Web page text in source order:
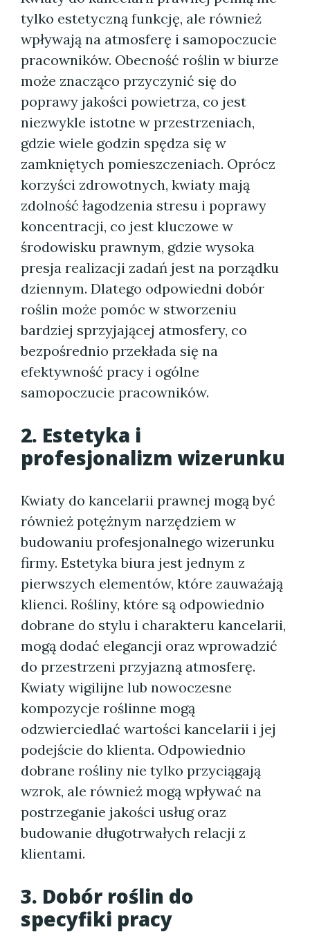
tylko estetyczną funkcję, ale również
wpływają na atmosferę i samopoczucie
pracowników. Obecność roślin w biurze
może znacząco przyczynić się do
poprawy jakości powietrza, co jest
niezwykle istotne w przestrzeniach,
gdzie wiele godzin spędza się w
zamkniętych pomieszczeniach. Oprócz
korzyści zdrowotnych, kwiaty mają
zdolność łagodzenia stresu i poprawy
koncentracji, co jest kluczowe w
środowisku prawnym, gdzie wysoka
presja realizacji zadań jest na porządku
dziennym. Dlatego odpowiedni dobór
roślin może pomóc w stworzeniu
bardziej sprzyjającej atmosfery, co
bezpośrednio przekłada się na
efektywność pracy i ogólne
samopoczucie pracowników.
2. Estetyka i
profesjonalizm wizerunku
Kwiaty do kancelarii prawnej mogą być
również potężnym narzędziem w
budowaniu profesjonalnego wizerunku
firmy. Estetyka biura jest jednym z
pierwszych elementów, które zauważają
klienci. Rośliny, które są odpowiednio
dobrane do stylu i charakteru kancelarii,
mogą dodać elegancji oraz wprowadzić
do przestrzeni przyjazną atmosferę.
Kwiaty wigilijne lub nowoczesne
kompozycje roślinne mogą
odzwierciedlać wartości kancelarii i jej
podejście do klienta. Odpowiednio
dobrane rośliny nie tylko przyciągają
wzrok, ale również mogą wpływać na
postrzeganie jakości usług oraz
budowanie długotrwałych relacji z
klientami.
3. Dobór roślin do
specyfiki pracy